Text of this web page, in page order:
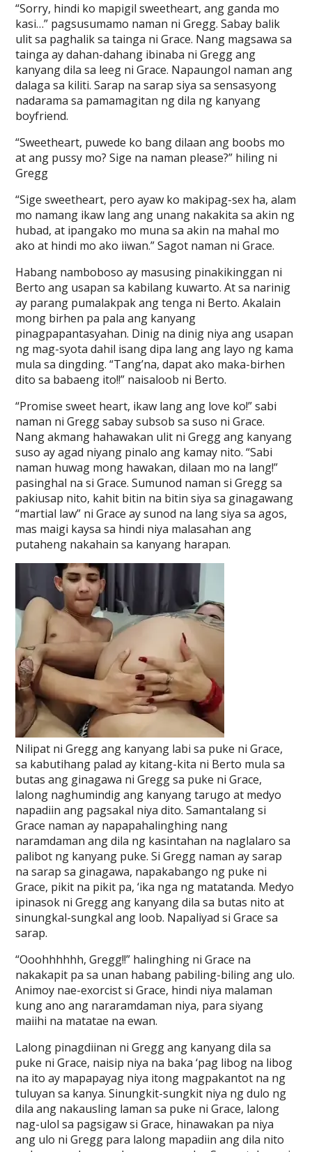
“Sorry, hindi ko mapigil sweetheart, ang ganda mo
kasi…” pagsusumamo naman ni Gregg. Sabay balik
ulit sa paghalik sa tainga ni Grace. Nang magsawa sa
tainga ay dahan-dahang ibinaba ni Gregg ang
kanyang dila sa leeg ni Grace. Napaungol naman ang
dalaga sa kiliti. Sarap na sarap siya sa sensasyong
nadarama sa pamamagitan ng dila ng kanyang
boyfriend.
“Sweetheart, puwede ko bang dilaan ang boobs mo
at ang pussy mo? Sige na naman please?” hiling ni
Gregg
“Sige sweetheart, pero ayaw ko makipag-sex ha, alam
mo namang ikaw lang ang unang nakakita sa akin ng
hubad, at ipangako mo muna sa akin na mahal mo
ako at hindi mo ako iiwan.” Sagot naman ni Grace.
Habang namboboso ay masusing pinakikinggan ni
Berto ang usapan sa kabilang kuwarto. At sa narinig
ay parang pumalakpak ang tenga ni Berto. Akalain
mong birhen pa pala ang kanyang
pinagpapantasyahan. Dinig na dinig niya ang usapan
ng mag-syota dahil isang dipa lang ang layo ng kama
mula sa dingding. “Tang’na, dapat ako maka-birhen
dito sa babaeng ito!!” naisaloob ni Berto.
“Promise sweet heart, ikaw lang ang love ko!” sabi
naman ni Gregg sabay subsob sa suso ni Grace.
Nang akmang hahawakan ulit ni Gregg ang kanyang
suso ay agad niyang pinalo ang kamay nito. “Sabi
naman huwag mong hawakan, dilaan mo na lang!”
pasinghal na si Grace. Sumunod naman si Gregg sa
pakiusap nito, kahit bitin na bitin siya sa ginagawang
“martial law” ni Grace ay sunod na lang siya sa agos,
mas maigi kaysa sa hindi niya malasahan ang
putaheng nakahain sa kanyang harapan.
Nilipat ni Gregg ang kanyang labi sa puke ni Grace,
sa kabutihang palad ay kitang-kita ni Berto mula sa
butas ang ginagawa ni Gregg sa puke ni Grace,
lalong naghumindig ang kanyang tarugo at medyo
napadiin ang pagsakal niya dito. Samantalang si
Grace naman ay napapahalinghing nang
naramdaman ang dila ng kasintahan na naglalaro sa
palibot ng kanyang puke. Si Gregg naman ay sarap
na sarap sa ginagawa, napakabango ng puke ni
Grace, pikit na pikit pa, ‘ika nga ng matatanda. Medyo
ipinasok ni Gregg ang kanyang dila sa butas nito at
sinungkal-sungkal ang loob. Napaliyad si Grace sa
sarap.
“Ooohhhhhh, Gregg!!” halinghing ni Grace na
nakakapit pa sa unan habang pabiling-biling ang ulo.
Animoy nae-exorcist si Grace, hindi niya malaman
kung ano ang nararamdaman niya, para siyang
maiihi na matatae na ewan.
Lalong pinagdiinan ni Gregg ang kanyang dila sa
puke ni Grace, naisip niya na baka ‘pag libog na libog
na ito ay mapapayag niya itong magpakantot na ng
tuluyan sa kanya. Sinungkit-sungkit niya ng dulo ng
dila ang nakausling laman sa puke ni Grace, lalong
nag-ulol sa pagsigaw si Grace, hinawakan pa niya
ang ulo ni Gregg para lalong mapadiin ang dila nito